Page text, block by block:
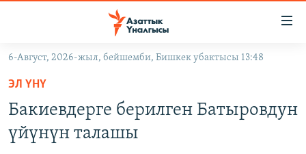
Навигацияга
өтүңүз
Издөөгө
салыңыз
УКРАИНА
6-Август, 2026-жыл, бейшемби, Бишкек убактысы 13:48
ЭЛ ҮНҮ
Бакиевдерге берилген Батыровдун
үйүнүн талашы